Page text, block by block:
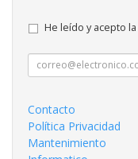
He leído y acepto la
Contacto
Política Privacidad
Mantenimiento